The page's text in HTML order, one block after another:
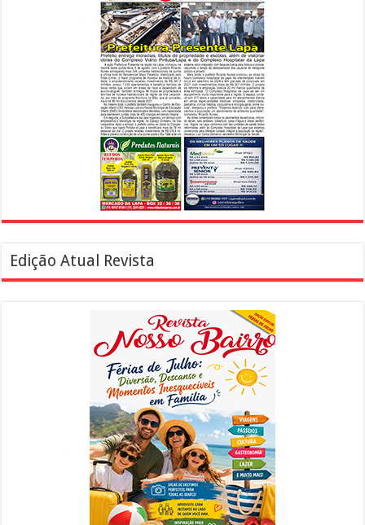
Edição Atual Revista